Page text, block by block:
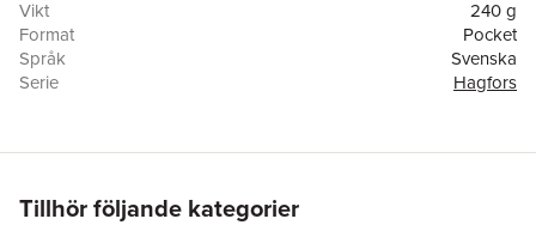
höra ihop men tillvägagångssätten är helt olika. Ju längre
utredningen framskrider, desto tydligare blir det att de har att
göra med en sadistisk mördare som sannolikt kommer att slå till
igen. Frågan är bara hur, när och var.
Vikt
240 g
Format
Pocket
Språk
Svenska
Serie
Hagfors
ISBN
9789181300352
Tillhör följande kategorier